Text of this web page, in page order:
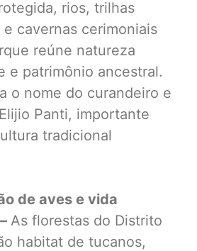
rios, trilhas
cavernas cerimoniais
reúne natureza
e patrimônio ancestral.
o nome do curandeiro e
Panti, importante
tradicional
de aves e vida
As florestas do Distrito
habitat de tucanos,